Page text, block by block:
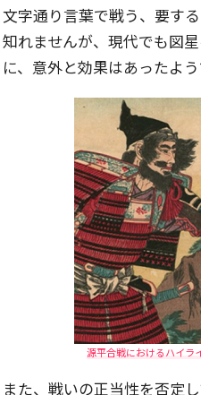
文字通り言葉で戦う、要す
知れませんが、現代でも図
に、意外と効果はあったよう
源平合戦におけるハイラ
また、戦いの正当性を否定